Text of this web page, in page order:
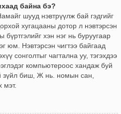
байна бэ?
шууд нэвтрүүлж бай гэдгийг
хугацааны дотор л нэвтэрсэн
хэн нэг нь буруугаар
юм. Нэвтэрсэн чигтээ байгаад
сонголтыг чагтална уу, тэгэхдээ
компьютероос хандаж буй
зүйл биш, Ж нь. номын сан,
мэт.